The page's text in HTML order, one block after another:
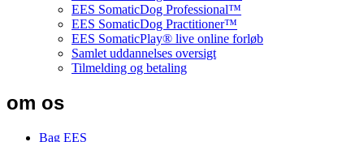
EES SomaticDog Professional™
EES SomaticDog Practitioner™
EES SomaticPlay® live online forløb
Samlet uddannelses oversigt
Tilmelding og betaling
om os
Bag EES